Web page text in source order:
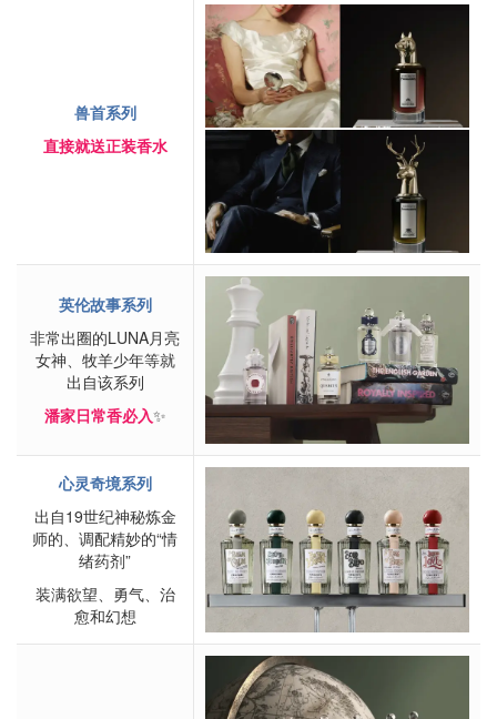
兽首系列
直接就送正装香水
英伦故事系列
非常出圈的LUNA月亮
女神、牧羊少年等就
出自该系列
潘家日常香必入✨
心灵奇境系列
出自19世纪神秘炼金
师的、调配精妙的“情
绪药剂”
装满欲望、勇气、治
愈和幻想